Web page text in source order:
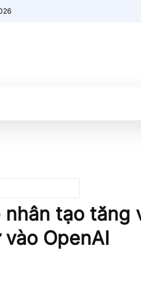
tạo tăng
OpenAI